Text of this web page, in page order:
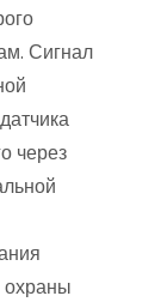
Сигнал
через